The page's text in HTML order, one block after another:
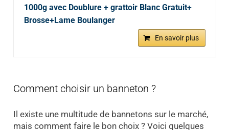
1000g avec Doublure + grattoir Blanc Gratuit+
Brosse+Lame Boulanger
En savoir plus
Comment choisir un banneton ?
Il existe une multitude de bannetons sur le marché,
mais comment faire le bon choix ? Voici quelques